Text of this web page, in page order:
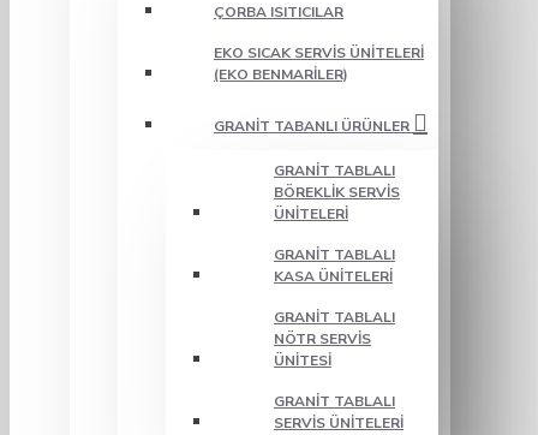
ÇORBA ISITICILAR
EKO SICAK SERVIS ÜNITELERI
(EKO BENMARILER)
GRANIT TABANLI ÜRÜNLER
GRANIT TABLALI
BÖREKLIK SERVIS
ÜNITELERI
GRANIT TABLALI
KASA ÜNITELERI
GRANIT TABLALI
NÖTR SERVIS
ÜNITESI
GRANIT TABLALI
SERVIS ÜNITELERI